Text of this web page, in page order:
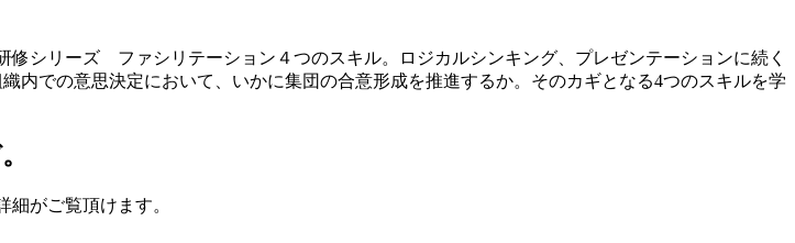
シリーズ ファシリテーション４つのスキル。ロジカルシンキング、プレゼンテーションに続く
内での意思決定において、いかに集団の合意形成を推進するか。そのカギとなる4つのスキルを学
がご覧頂けます。